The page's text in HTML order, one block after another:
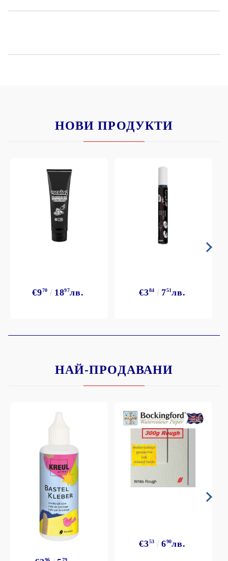
НОВИ ПРОДУКТИ
€970 1897лв. €384 751лв.
НАЙ-ПРОДАВАНИ
96 79
€353 690лв.